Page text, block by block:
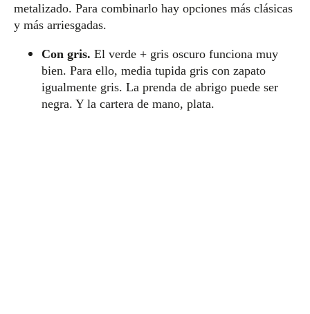
metalizado. Para combinarlo hay opciones más clásicas
y más arriesgadas.
Con gris. El verde + gris oscuro funciona muy
bien. Para ello, media tupida gris con zapato
igualmente gris. La prenda de abrigo puede ser
negra. Y la cartera de mano, plata.